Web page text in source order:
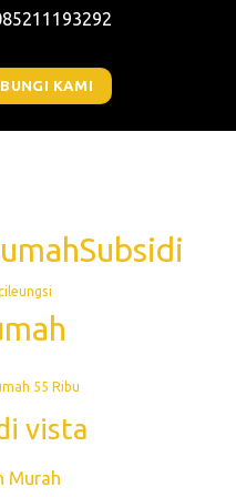
KAMI
55 Ribu
vista
Murah